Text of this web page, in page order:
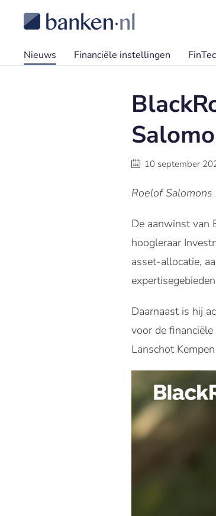
Nieuws Financiële instellingen
10 september
Roelof
De aanwinst van
hoogleraar
asset-allocatie,
Daarnaast is hij
voor de
Lanschot